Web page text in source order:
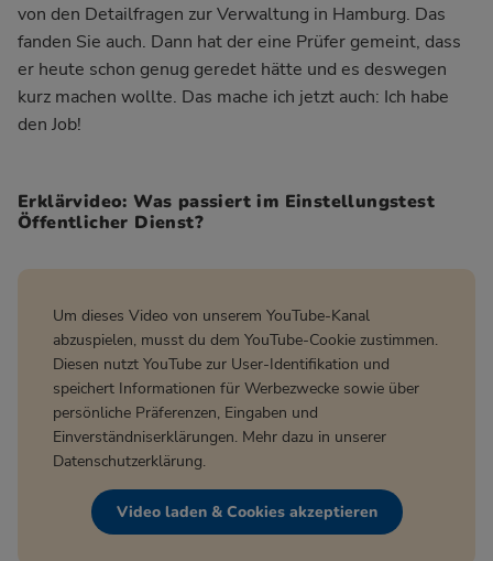
von den Detailfragen zur Verwaltung in Hamburg. Das
fanden Sie auch. Dann hat der eine Prüfer gemeint, dass
er heute schon genug geredet hätte und es deswegen
kurz machen wollte. Das mache ich jetzt auch: Ich habe
den Job!
Erklärvideo: Was passiert im Einstellungstest
Öffentlicher Dienst?
Um dieses Video von unserem YouTube-Kanal
abzuspielen, musst du dem YouTube-Cookie zustimmen.
Diesen nutzt YouTube zur User-Identifikation und
speichert Informationen für Werbezwecke sowie über
persönliche Präferenzen, Eingaben und
Einverständniserklärungen. Mehr dazu in unserer
Datenschutzerklärung.
Video laden & Cookies akzeptieren